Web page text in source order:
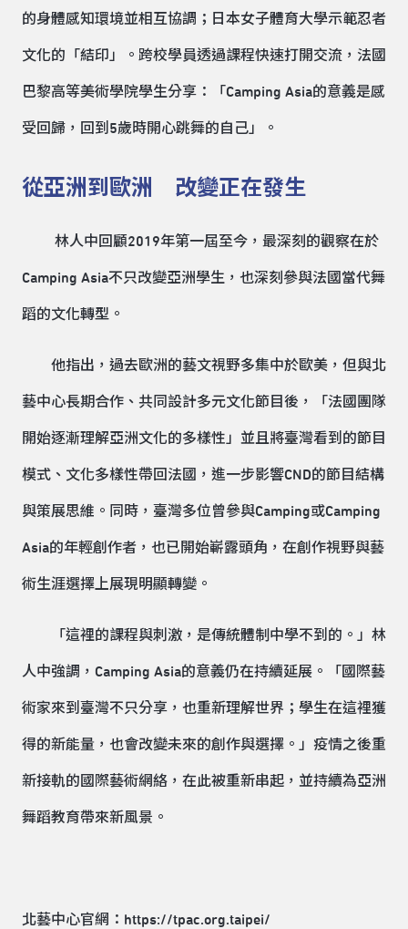
的身體感知環境並相互協調；日本女子體育大學示範忍者
文化的「結印」。跨校學員透過課程快速打開交流，法國
巴黎高等美術學院學生分享：「Camping Asia的意義是感
受回歸，回到5歲時開心跳舞的自己」。
從亞洲到歐洲 改變正在發生
林人中回顧2019年第一屆至今，最深刻的觀察在於
Camping Asia不只改變亞洲學生，也深刻參與法國當代舞
蹈的文化轉型。
他指出，過去歐洲的藝文視野多集中於歐美，但與北
藝中心長期合作、共同設計多元文化節目後，「法國團隊
開始逐漸理解亞洲文化的多樣性」並且將臺灣看到的節目
模式、文化多樣性帶回法國，進一步影響CND的節目結構
與策展思維。同時，臺灣多位曾參與Camping或Camping
Asia的年輕創作者，也已開始嶄露頭角，在創作視野與藝
術生涯選擇上展現明顯轉變。
「這裡的課程與刺激，是傳統體制中學不到的。」林
人中強調，Camping Asia的意義仍在持續延展。「國際藝
術家來到臺灣不只分享，也重新理解世界；學生在這裡獲
得的新能量，也會改變未來的創作與選擇。」疫情之後重
新接軌的國際藝術網絡，在此被重新串起，並持續為亞洲
舞蹈教育帶來新風景。
北藝中心官網： https://tpac.org.taipei/